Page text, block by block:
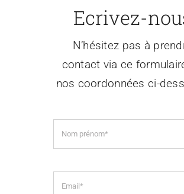
Ecrivez-
N’hésitez pas à
contact via ce
nos coordonnées ci-